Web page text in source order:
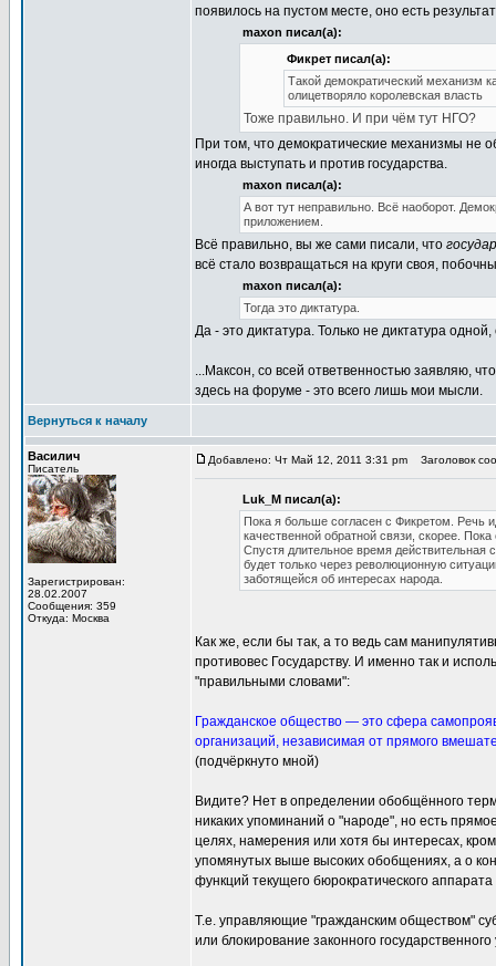
появилось на пустом месте, оно есть
maxon писал(а):
Фикрет писал(а):
Такой демократический механизм
олицетворяло королевская власть
Тоже правильно. И при чём тут НГО?
При том, что демократические механизмы не
иногда выступать и против государства.
maxon писал(а):
А вот тут неправильно. Всё наоборот.
приложением.
Всё правильно, вы же сами писали, что
всё стало возвращаться на круги своя,
maxon писал(а):
Тогда это диктатура.
Да - это диктатура. Только не диктатура
...Максон, со всей ответвенностью заявляю,
здесь на форуме - это всего лишь мои мысли.
Вернуться к началу
Василич
Писатель
Зарегистрирован:
28.02.2007
Сообщения: 359
Откуда: Москва
Добавлено: Чт Май 12, 2011 3:31 pm Заголовок
Luk_M писал(а):
Пока я больше согласен с Фикретом. Речь
качественной обратной связи, скорее.
Спустя длительное время действительная
будет только через революционную
заботящейся об интересах народа.
Как же, если бы так, а то ведь сам
противовес Государству. И именно так и
"правильными словами":
Гражданское общество — это сфера
организаций, независимая от прямого
(подчёркнуто мной)
Видите? Нет в определении обобщённого
никаких упоминаний о "народе", но есть
целях, намерения или хотя бы интересах,
упомянутых выше высоких обобщениях, а о
функций текущего бюрократического аппарата
Т.е. управляющие "гражданским обществом"
или блокирование законного